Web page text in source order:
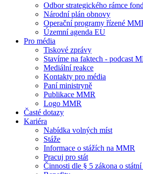
Odbor strategického rámce
Národní plán obnovy
Operační programy řízené
Územní agenda EU
Pro média
Tiskové zprávy
Stavíme na faktech - podcast
Mediální reakce
Kontakty pro média
Paní ministryně
Publikace MMR
Logo MMR
Časté dotazy
Kariéra
Nabídka volných míst
Stáže
Informace o stážích na MMR
Pracuj pro stát
Činnosti dle § 5 zákona o státní